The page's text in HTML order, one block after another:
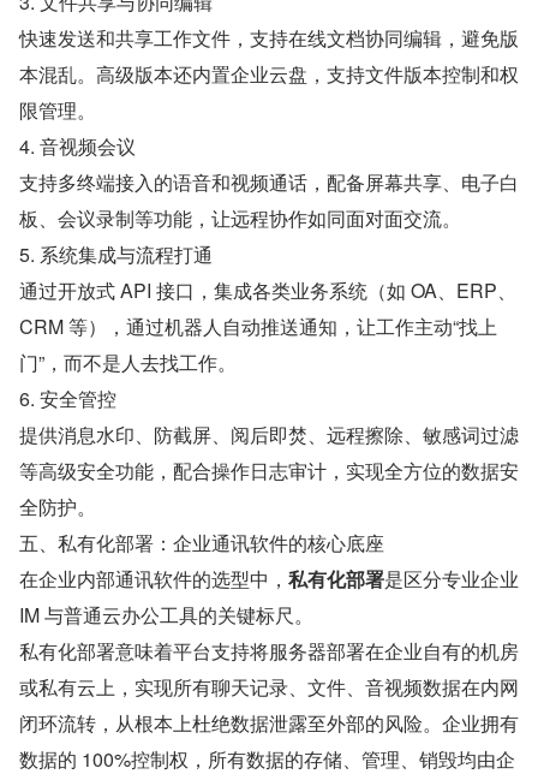
快速发送和共享工作文件，支持在线文档协同编辑，避免版
本混乱。高级版本还内置企业云盘，支持文件版本控制和权
限管理。
4. 音视频会议
支持多终端接入的语音和视频通话，配备屏幕共享、电子白
板、会议录制等功能，让远程协作如同面对面交流。
5. 系统集成与流程打通
通过开放式 API 接口，集成各类业务系统（如 OA、ERP、
CRM 等），通过机器人自动推送通知，让工作主动“找上
门”，而不是人去找工作。
6. 安全管控
提供消息水印、防截屏、阅后即焚、远程擦除、敏感词过滤
等高级安全功能，配合操作日志审计，实现全方位的数据安
全防护。
五、私有化部署：企业通讯软件的核心底座
在企业内部通讯软件的选型中， 私有化部署是区分专业企业
IM 与普通云办公工具的关键标尺。
私有化部署意味着平台支持将服务器部署在企业自有的机房
或私有云上，实现所有聊天记录、文件、音视频数据在内网
闭环流转，从根本上杜绝数据泄露至外部的风险。企业拥有
数据的 100%控制权，所有数据的存储、管理、销毁均由企